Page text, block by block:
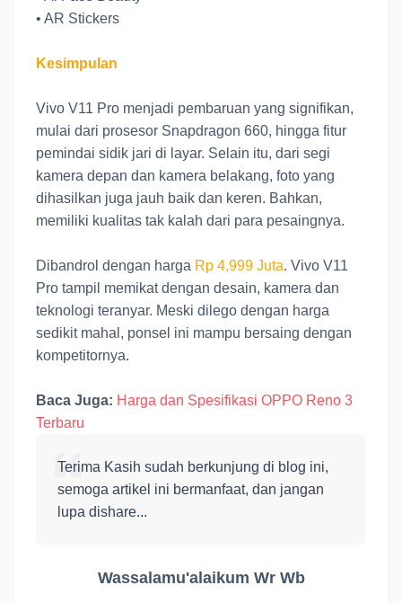
• AR Stickers
Kesimpulan
Vivo V11 Pro menjadi pembaruan yang signifikan,
mulai dari prosesor Snapdragon 660, hingga fitur
pemindai sidik jari di layar. Selain itu, dari segi
kamera depan dan kamera belakang, foto yang
dihasilkan juga jauh baik dan keren. Bahkan,
memiliki kualitas tak kalah dari para pesaingnya.
Dibandrol dengan harga Rp 4,999 Juta. Vivo V11
Pro tampil memikat dengan desain, kamera dan
teknologi teranyar. Meski dilego dengan harga
sedikit mahal, ponsel ini mampu bersaing dengan
kompetitornya.
Baca Juga: Harga dan Spesifikasi OPPO Reno 3
Terbaru
Terima Kasih sudah berkunjung di blog ini,
semoga artikel ini bermanfaat, dan jangan
lupa dishare...
Wassalamu'alaikum Wr Wb